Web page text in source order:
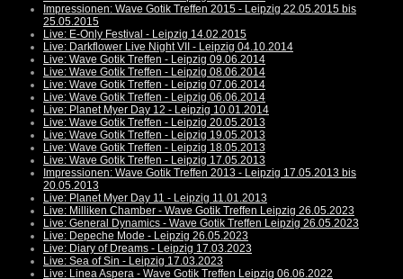
Impressionen: Wave Gotik Treffen 2015 - Leipzig 22.05.2015 bis
25.05.2015
Live: E-Only Festival - Leipzig 14.02.2015
Live: Darkflower Live Night VII - Leipzig 04.10.2014
Live: Wave Gotik Treffen - Leipzig 09.06.2014
Live: Wave Gotik Treffen - Leipzig 08.06.2014
Live: Wave Gotik Treffen - Leipzig 07.06.2014
Live: Wave Gotik Treffen - Leipzig 06.06.2014
Live: Planet Myer Day 12 - Leipzig 10.01.2014
Live: Wave Gotik Treffen - Leipzig 20.05.2013
Live: Wave Gotik Treffen - Leipzig 19.05.2013
Live: Wave Gotik Treffen - Leipzig 18.05.2013
Live: Wave Gotik Treffen - Leipzig 17.05.2013
Impressionen: Wave Gotik Treffen 2013 - Leipzig 17.05.2013 bis
20.05.2013
Live: Planet Myer Day 11 - Leipzig 11.01.2013
Live: Milliken Chamber - Wave Gotik Treffen Leipzig 26.05.2023
Live: General Dynamics - Wave Gotik Treffen Leipzig 26.05.2023
Live: Depeche Mode - Leipzig 26.05.2023
Live: Diary of Dreams - Leipzig 17.03.2023
Live: Sea of Sin - Leipzig 17.03.2023
Live: Linea Aspera - Wave Gotik Treffen Leipzig 06.06.2022